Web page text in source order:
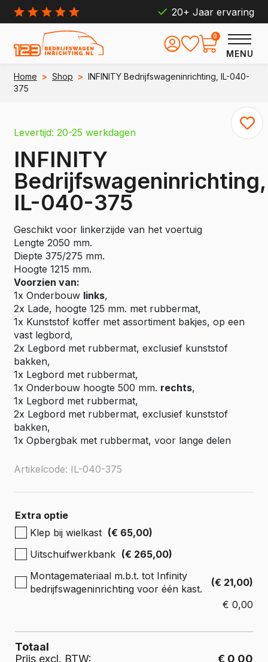
20+ Jaar ervaring
MENU
0
Home > Shop > INFINITY Bedrijfswageninrichting, IL-040-
375
Levertijd: 20-25 werkdagen
INFINITY
Bedrijfswageninrichting,
IL-040-375
Geschikt voor linkerzijde van het voertuig
Lengte 2050 mm.
Diepte 375/275 mm.
Hoogte 1215 mm.
Voorzien van:
1x Onderbouw links,
2x Lade, hoogte 125 mm. met rubbermat,
1x Kunststof koffer met assortiment bakjes, op een
vast legbord,
2x Legbord met rubbermat, exclusief kunststof
bakken,
1x Legbord met rubbermat,
1x Onderbouw hoogte 500 mm. rechts,
1x Legbord met rubbermat,
2x Legbord met rubbermat, exclusief kunststof
bakken,
1x Opbergbak met rubbermat, voor lange delen
Artikelcode: IL-040-375
Extra optie
Klep bij wielkast (€ 65,00)
Uitschuifwerkbank (€ 265,00)
Montagemateriaal m.b.t. tot Infinity
bedrijfswageninrichting voor één kast.
(€ 21,00)
€ 0,00
Totaal
Prijs excl. BTW:
€ 0,00